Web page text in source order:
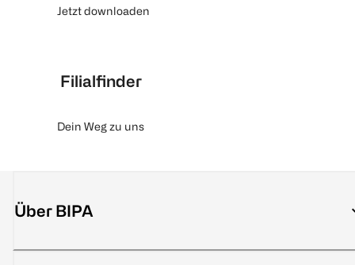
Jetzt downloaden
Filialfinder
Dein Weg zu uns
Über BIPA